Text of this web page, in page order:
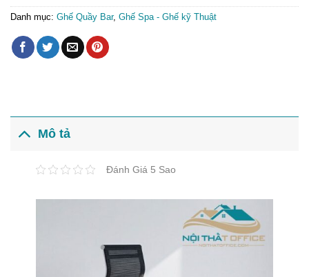
Danh mục: Ghế Quầy Bar, Ghế Spa - Ghế kỹ Thuật
Mô tả
Đánh Giá 5 Sao